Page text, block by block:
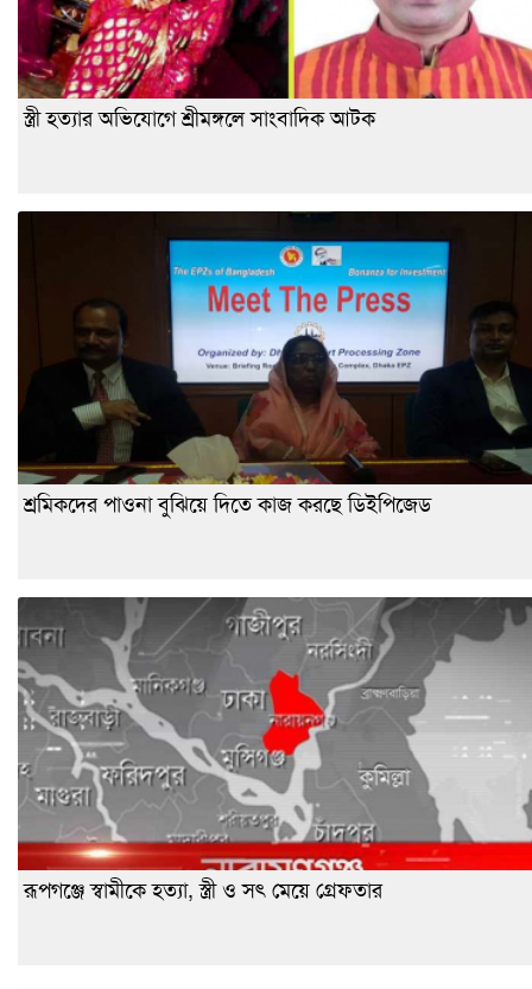
স্ত্রী হত্যার অভিযোগে শ্রীমঙ্গলে সাংবাদিক আটক
শ্রমিকদের পাওনা বুঝিয়ে দিতে কাজ করছে ডিইপিজেড
রূপগঞ্জে স্বামীকে হত্যা, স্ত্রী ও সৎ মেয়ে গ্রেফতার